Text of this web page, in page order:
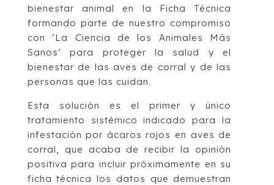
bienestar animal en la Ficha Técnica
formando parte de nuestro compromiso
con ‘La Ciencia de los Animales Más
Sanos’ para proteger la salud y el
bienestar de las aves de corral y de las
personas que las cuidan.
Esta solución es el primer y único
tratamiento sistémico indicado para la
infestación por ácaros rojos en aves de
corral, que acaba de recibir la opinión
positiva para incluir próximamente en su
ficha técnica los datos que demuestran